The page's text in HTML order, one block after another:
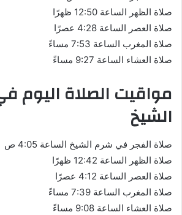
صلاة الظهر الساعة 12:50 ظهرًا
صلاة العصر الساعة 4:28 عصرًا
صلاة المغرب الساعة 7:53 مساءً
صلاة العشاء الساعة 9:27 مساءً
مواقيت الصلاة اليوم
الشيخ
صلاة الفجر في شرم الشيخ الساعة 4:05 ص
صلاة الظهر الساعة 12:42 ظهرًا
صلاة العصر الساعة 4:12 عصرًا
صلاة المغرب الساعة 7:39 مساءً
صلاة العشاء الساعة 9:08 مساءً